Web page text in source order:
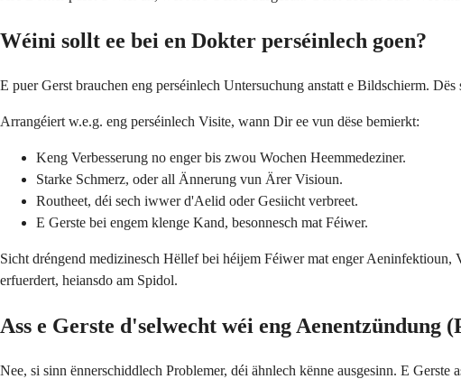
Wéini sollt ee bei en Dokter perséinlech goen?
E puer Gerst brauchen eng perséinlech Untersuchung anstatt e Bildschierm.
Arrangéiert w.e.g. eng perséinlech Visite, wann Dir ee vun dëse bemierkt:
Keng Verbesserung no enger bis zwou Wochen Heemmedeziner.
Starke Schmerz, oder all Ännerung vun Ärer Visioun.
Routheet, déi sech iwwer d'Aelid oder Gesiicht verbreet.
E Gerste bei engem klenge Kand, besonnesch mat Féiwer.
Sicht dréngend medizinesch Hëllef bei héijem Féiwer mat enger
erfuerdert, heiansdo am Spidol.
Ass e Gerste d'selwecht wéi eng Aenentzündung
Nee, si sinn ënnerschiddlech Problemer, déi ähnlech kënne ausgesinn. E